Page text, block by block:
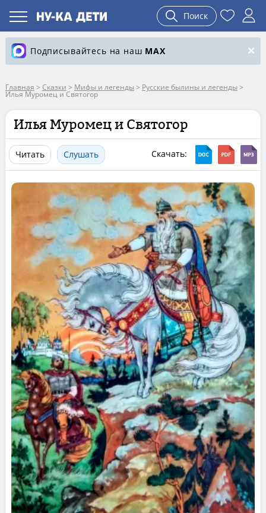
Поиск
Подписывайтесь на наш MAX
Главная > Сказки > Мифы и легенды > Русские былины и легенды >
Илья Муромец и Святогор
Илья Муромец и Святогор
Читать Слушать Скачать: